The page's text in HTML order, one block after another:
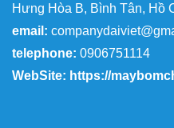
Hưng Hòa B, Bình Tân, Hồ
email:
telephone: 0906751114
WebSite: https://